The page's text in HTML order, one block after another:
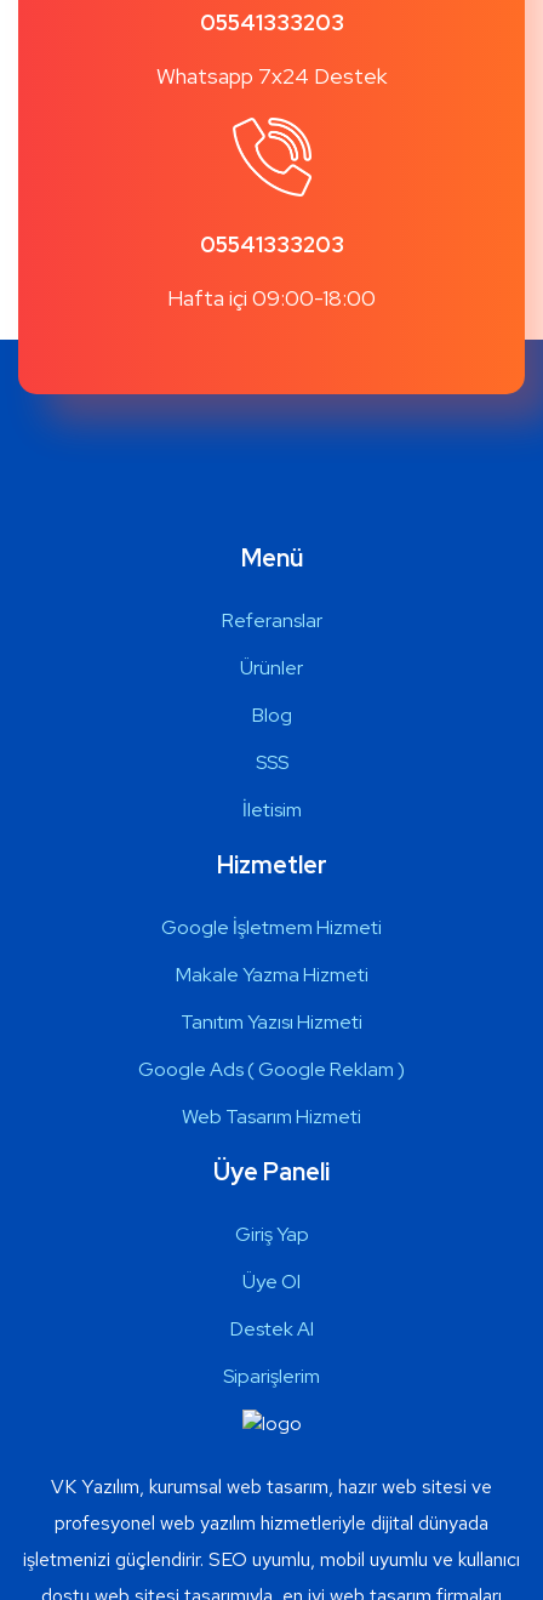
05541333203
Whatsapp 7x24 Destek
05541333203
Hafta içi 09:00-18:00
Menü
Referanslar
Ürünler
Blog
SSS
İletisim
Hizmetler
Google İşletmem Hizmeti
Makale Yazma Hizmeti
Tanıtım Yazısı Hizmeti
Google Ads ( Google Reklam )
Web Tasarım Hizmeti
Üye Paneli
Giriş Yap
Üye Ol
Destek Al
Siparişlerim
VK Yazılım, kurumsal web tasarım, hazır web sitesi ve
profesyonel web yazılım hizmetleriyle dijital dünyada
işletmenizi güçlendirir. SEO uyumlu, mobil uyumlu ve kullanıcı